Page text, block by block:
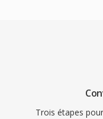
Trois étapes